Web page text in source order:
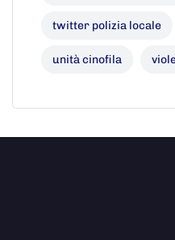
twitter polizia locale
unità cinofila